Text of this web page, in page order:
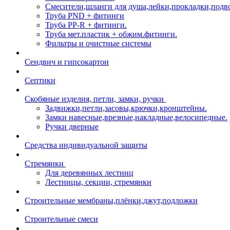
Смесители,шланги для
Труба PND + фитинги
Труба PP-R + фитинги.
Труба мет.пластик + обжим.фитинги.
Фильтры и очистные системы
Сендвич и гипсокартон
Септики
Скобяные изделия, петли, замки, ручки
Задвижки,петли,засовы,крючки,кронштейны.
Замки навесные,врезные,накладные,велосипедные.
Ручки дверные
Средства индивидуальной защиты
Стремянки
Для деревянных лестниц
Лестницы, секции, стремянки
Строительные мембраны,плёнки,джут,подложки
Строительные смеси